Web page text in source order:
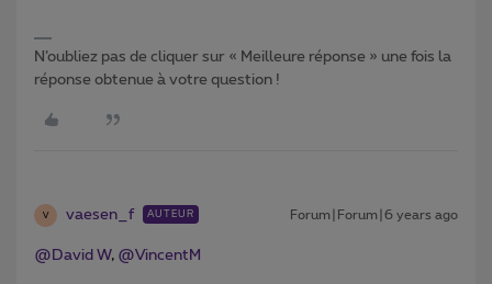
N’oubliez pas de cliquer sur « Meilleure réponse » une fois la
réponse obtenue à votre question !
V vaesen_f AUTEUR Forum|Forum|6 years ago
@David W, @VincentM